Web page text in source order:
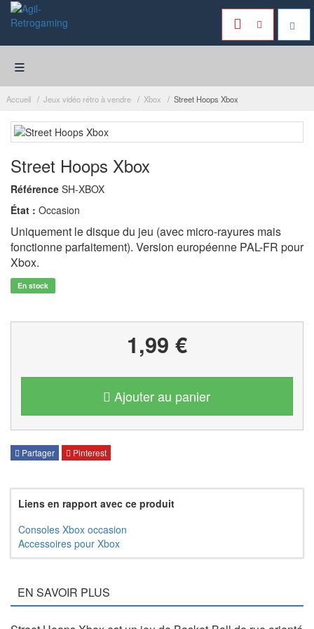
≡
Accueil Jeux vidéo rétro à vendre Xbox Street Hoops Xbox
Street Hoops Xbox
Référence SH-XBOX
État : Occasion
Uniquement le disque du jeu (avec micro-rayures mais
fonctionne parfaitement). Version européenne PAL-FR pour
Xbox.
En stock
1,99 €
Ajouter au panier
Partager Pinterest
Liens en rapport avec ce produit
Consoles Xbox occasion
Accessoires pour Xbox
EN SAVOIR PLUS